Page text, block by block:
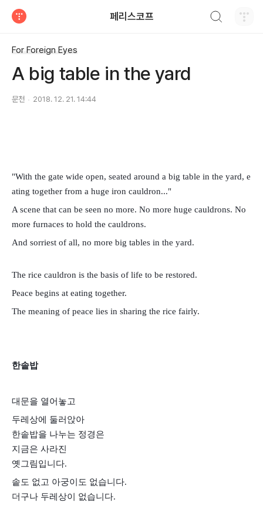
페리스코프
For Foreign Eyes
A big table in the yard
문천 2018. 12. 21. 14:44
"With the gate wide open, seated around a big table in the yard, e
ating together from a huge iron cauldron..."
A scene that can be seen no more. No more huge cauldrons. No
more furnaces to hold the cauldrons.
And sorriest of all, no more big tables in the yard.
The rice cauldron is the basis of life to be restored.
Peace begins at eating together.
The meaning of peace lies in sharing the rice fairly.
한솥밥
대문을 열어놓고
두레상에 둘러앉아
한솥밥을 나누는 정경은
지금은 사라진
옛그림입니다.
솥도 없고 아궁이도 없습니다.
더구나 두레상이 없습니다.